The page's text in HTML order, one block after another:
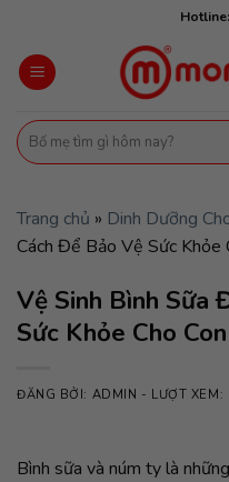
content
Tìm
kiếm:
Trang chủ » Dinh Dưỡng
Cách Để Bảo Vệ Sức Khỏe
Vệ Sinh Bình Sữa
Sức Khỏe Cho Con
ĐĂNG BỞI: ADMIN - LƯỢT XEM:
Bình sữa và núm ty là